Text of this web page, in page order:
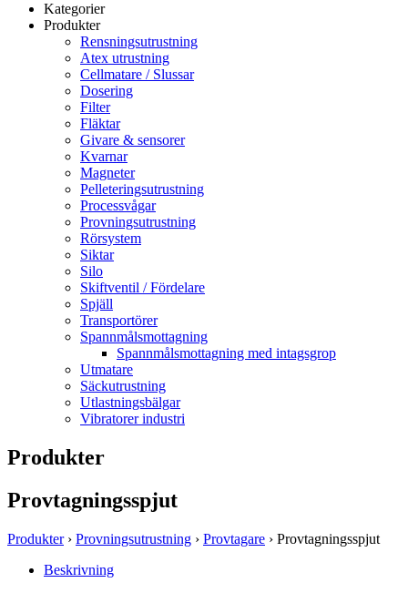
Kategorier
Produkter
Rensningsutrustning
Atex utrustning
Cellmatare / Slussar
Dosering
Filter
Fläktar
Givare & sensorer
Kvarnar
Magneter
Pelleteringsutrustning
Processvågar
Provningsutrustning
Rörsystem
Siktar
Silo
Skiftventil / Fördelare
Spjäll
Transportörer
Spannmålsmottagning
Spannmålsmottagning med intagsgrop
Utmatare
Säckutrustning
Utlastningsbälgar
Vibratorer industri
Produkter
Provtagningsspjut
Produkter› Provningsutrustning › Provtagare › Provtagningsspjut
Beskrivning